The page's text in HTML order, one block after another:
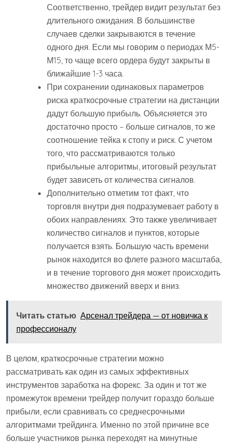
Соответственно, трейдер видит результат без
длительного ожидания. В большинстве
случаев сделки закрываются в течение
одного дня. Если мы говорим о периодах М5-
М15, то чаще всего ордера будут закрыты в
ближайшие 1-3 часа.
При сохранении одинаковых параметров
риска краткосрочные стратегии на дистанции
дадут большую прибыль. Объясняется это
достаточно просто – больше сигналов, то же
соотношение тейка к стопу и риск. С учетом
того, что рассматриваются только
прибыльные алгоритмы, итоговый результат
будет зависеть от количества сигналов.
Дополнительно отметим тот факт, что
торговля внутри дня подразумевает работу в
обоих направлениях. Это также увеличивает
количество сигналов и пунктов, которые
получается взять. Большую часть времени
рынок находится во флете разного масштаба,
и в течение торгового дня может происходить
множество движений вверх и вниз.
Читать статью Арсенал трейдера — от новичка к
профессионалу
В целом, краткосрочные стратегии можно
рассматривать как один из самых эффективных
инструментов заработка на форекс. За один и тот же
промежуток времени трейдер получит гораздо больше
прибыли, если сравнивать со среднесрочными
алгоритмами трейдинга. Именно по этой причине все
больше участников рынка переходят на минутные